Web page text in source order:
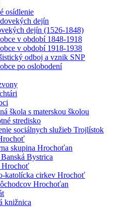
osídlenie
dejín
dejín (1526-1848)
v období 1848-1918
v období 1918-1938
odboj a vznik SNP
po oslobodení
škola s materskou školou
stredisko
sociálnych služieb Trojlístok
skupina Hrochoťan
Bystrica
katolícka cirkev Hrochoť
Hrochoťan
knižnica